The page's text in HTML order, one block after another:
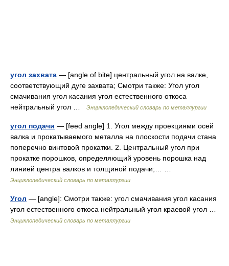
угол захвата — [angle of bite] центральный угол на валке,
соответствующий дуге захвата; Смотри также: Угол угол
смачивания угол касания угол естественного откоса
нейтральный угол …
Энциклопедический словарь по металлургии
угол подачи — [feed angle] 1. Угол между проекциями осей
валка и прокатываемого металла на плоскости подачи стана
поперечно винтовой прокатки. 2. Центральный угол при
прокатке порошков, определяющий уровень порошка над
линией центра валков и толщиной подачи;… …
Энциклопедический словарь по металлургии
Угол — [angle]: Смотри также: угол смачивания угол касания
угол естественного откоса нейтральный угол краевой угол …
Энциклопедический словарь по металлургии